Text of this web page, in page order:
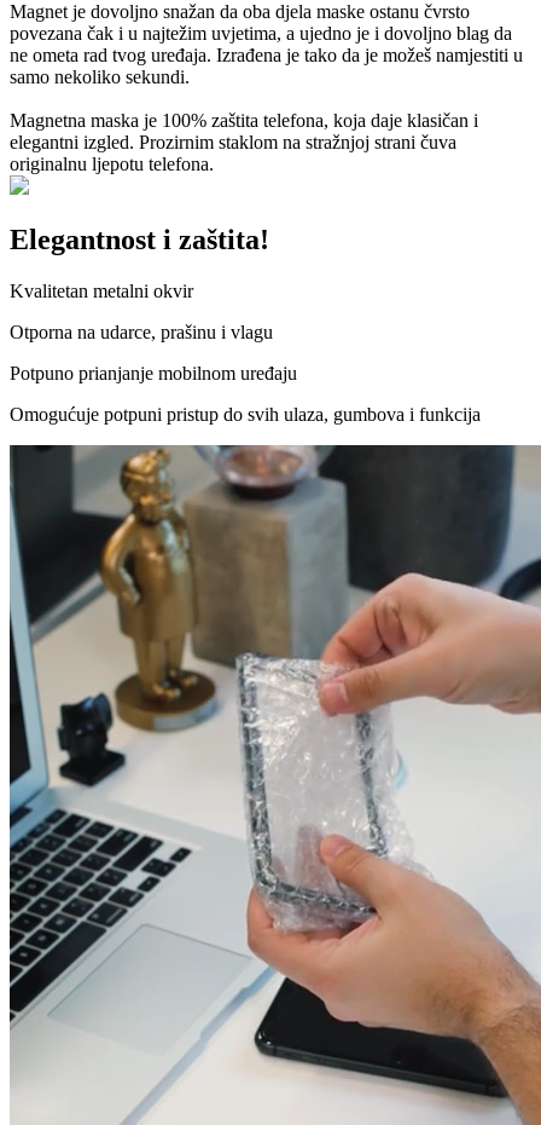
Magnet je dovoljno snažan da oba djela maske ostanu čvrsto
povezana čak i u najtežim uvjetima, a ujedno je i dovoljno blag da
ne ometa rad tvog uređaja. Izrađena je tako da je možeš namjestiti u
samo nekoliko sekundi.
Magnetna maska je 100% zaštita telefona, koja daje klasičan i
elegantni izgled. Prozirnim staklom na stražnjoj strani čuva
originalnu ljepotu telefona.
Elegantnost i zaštita!
Kvalitetan metalni okvir
Otporna na udarce, prašinu i vlagu
Potpuno prianjanje mobilnom uređaju
Omogućuje potpuni pristup do svih ulaza, gumbova i funkcija